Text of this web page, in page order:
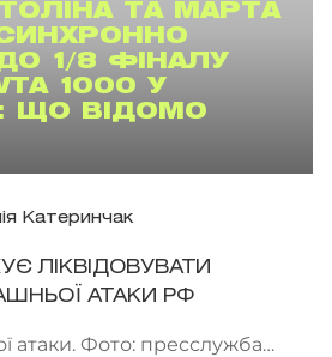
ТА МАРТА
1/8 ФІНАЛУ
1000 У
ЩО ВІДОМО
Катеринчак
ЛІКВІДОВУВАТИ
АТАКИ РФ
атаки. Фото: пресслужба